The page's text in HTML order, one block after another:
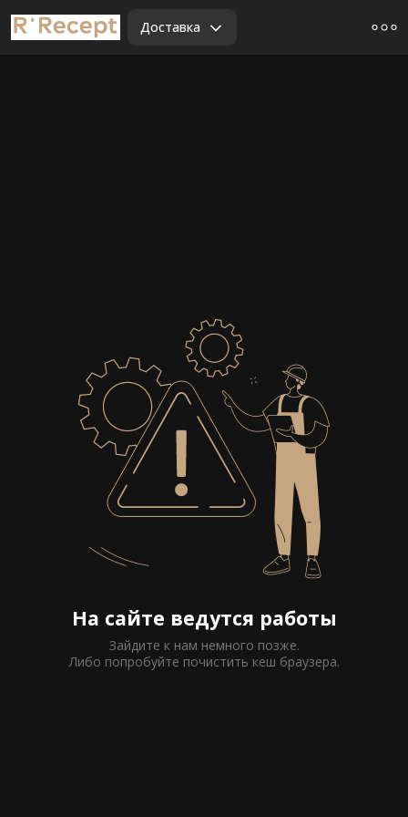
Доставка
На сайте ведутся работы
Зайдите к нам немного позже.
Либо попробуйте почистить кеш браузера.